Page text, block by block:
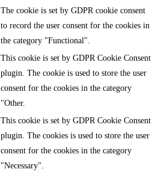
The cookie is set by GDPR cookie consent
to record the user consent for the cookies in
the category "Functional".
This cookie is set by GDPR Cookie Consent
plugin. The cookie is used to store the user
consent for the cookies in the category
"Other.
This cookie is set by GDPR Cookie Consent
plugin. The cookies is used to store the user
consent for the cookies in the category
"Necessary".